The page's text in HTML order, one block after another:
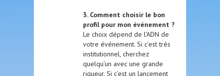
3. Comment choisir le bon
profil pour mon événement ?
Le choix dépend de l’ADN de
votre événement. Si c’est très
institutionnel, cherchez
quelqu’un avec une grande
rigueur. Si c’est un lancement